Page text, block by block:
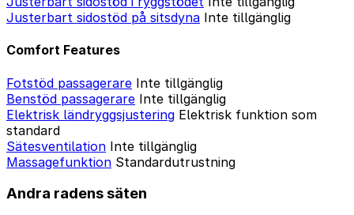
Justerbart sidostöd på sitsdyna Inte tillgänglig
Comfort Features
Fotstöd passagerare Inte tillgänglig
Benstöd passagerare Inte tillgänglig
Elektrisk ländryggsjustering Elektrisk funktion som
standard
Sätesventilation Inte tillgänglig
Massagefunktion Standardutrustning
Andra radens säten